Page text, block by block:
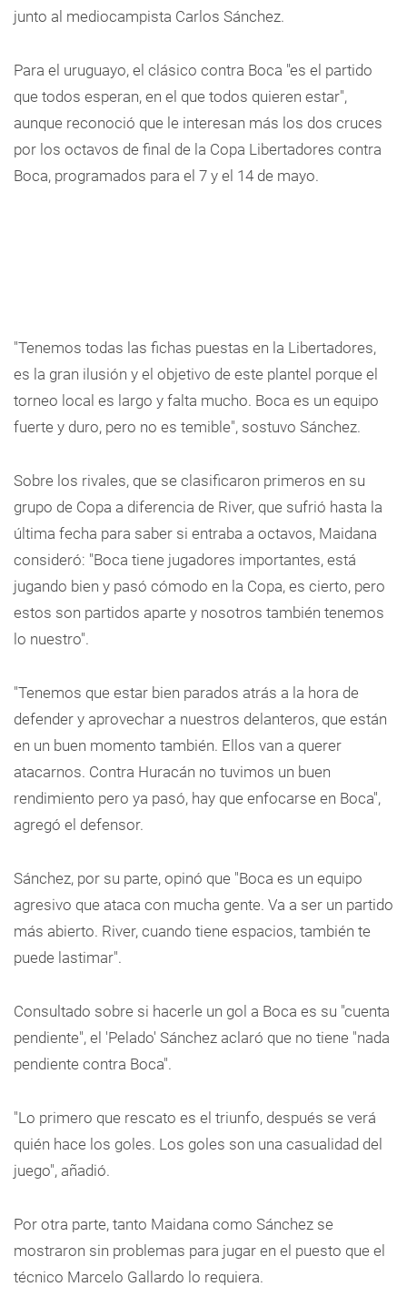
junto al mediocampista Carlos Sánchez.
Para el uruguayo, el clásico contra Boca "es el partido
que todos esperan, en el que todos quieren estar",
aunque reconoció que le interesan más los dos cruces
por los octavos de final de la Copa Libertadores contra
Boca, programados para el 7 y el 14 de mayo.
"Tenemos todas las fichas puestas en la Libertadores,
es la gran ilusión y el objetivo de este plantel porque el
torneo local es largo y falta mucho. Boca es un equipo
fuerte y duro, pero no es temible", sostuvo Sánchez.
Sobre los rivales, que se clasificaron primeros en su
grupo de Copa a diferencia de River, que sufrió hasta la
última fecha para saber si entraba a octavos, Maidana
consideró: "Boca tiene jugadores importantes, está
jugando bien y pasó cómodo en la Copa, es cierto, pero
estos son partidos aparte y nosotros también tenemos
lo nuestro".
"Tenemos que estar bien parados atrás a la hora de
defender y aprovechar a nuestros delanteros, que están
en un buen momento también. Ellos van a querer
atacarnos. Contra Huracán no tuvimos un buen
rendimiento pero ya pasó, hay que enfocarse en Boca",
agregó el defensor.
Sánchez, por su parte, opinó que "Boca es un equipo
agresivo que ataca con mucha gente. Va a ser un partido
más abierto. River, cuando tiene espacios, también te
puede lastimar".
Consultado sobre si hacerle un gol a Boca es su "cuenta
pendiente", el 'Pelado' Sánchez aclaró que no tiene "nada
pendiente contra Boca".
"Lo primero que rescato es el triunfo, después se verá
quién hace los goles. Los goles son una casualidad del
juego", añadió.
Por otra parte, tanto Maidana como Sánchez se
mostraron sin problemas para jugar en el puesto que el
técnico Marcelo Gallardo lo requiera.